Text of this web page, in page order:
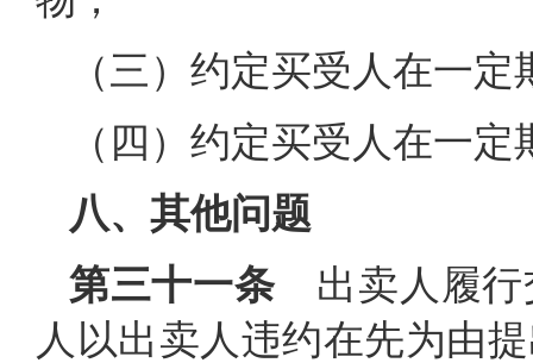
（三）约定买受人在一
（四）约定买受人在一
八、其他问题
第三十一条出卖人履行
人以出卖人违约在先为由